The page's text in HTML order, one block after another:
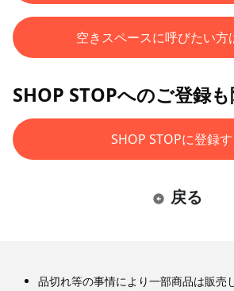
空きスペースに呼びたい方
SHOP STOPへのご登録も
SHOP STOPに登録
戻る
品切れ等の事情により一部商品は販売